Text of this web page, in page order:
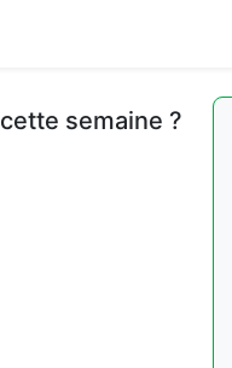
semaine ?